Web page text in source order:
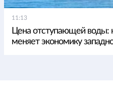
11:13
Цена отступающей воды:
меняет экономику